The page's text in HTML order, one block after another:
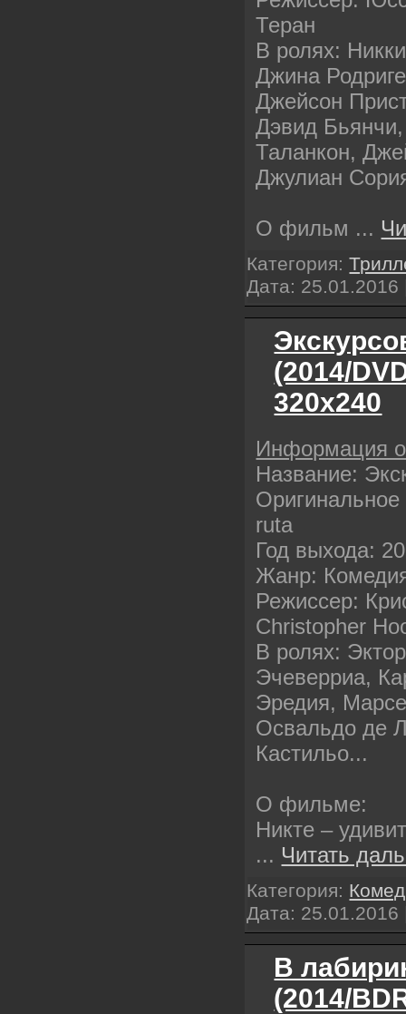
Теран
В ролях:
Джина
Джейсон
Дэвид
Таланкон,
Джулиан
О фильм ...
Категория:
Дата: 25.01.2016
(2014/
320х240
Информация
Название:
ruta
Год выхода:
Жанр:
Режиссер:
Christopher
В ролях:
Эчеверриа,
Эредия,
Освальдо де
Кастильо...
О фильме:
Никте –
... Читать
Категория:
Дата: 25.01.2016
В
(2014/